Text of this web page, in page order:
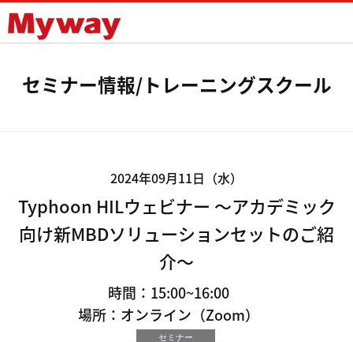
セミナー情報/トレーニングスクール
2024年09月11日（水）
Typhoon HILウェビナー ～アカデミック
向け新MBDソリューションセットのご紹
介～
時間：15:00~16:00
場所：オンライン（Zoom）
セミナー